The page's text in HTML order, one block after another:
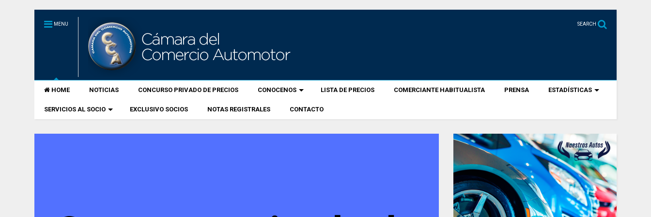
MENU SEARCH
HOME NOTICIAS CONCURSO PRIVADO DE PRECIOS CONOCENOS LISTA DE PRECIOS COMERCIANTE HABITUALISTA PRENSA ESTADÍSTICAS
SERVICIOS AL SOCIO EXCLUSIVO SOCIOS NOTAS REGISTRALES CONTACTO